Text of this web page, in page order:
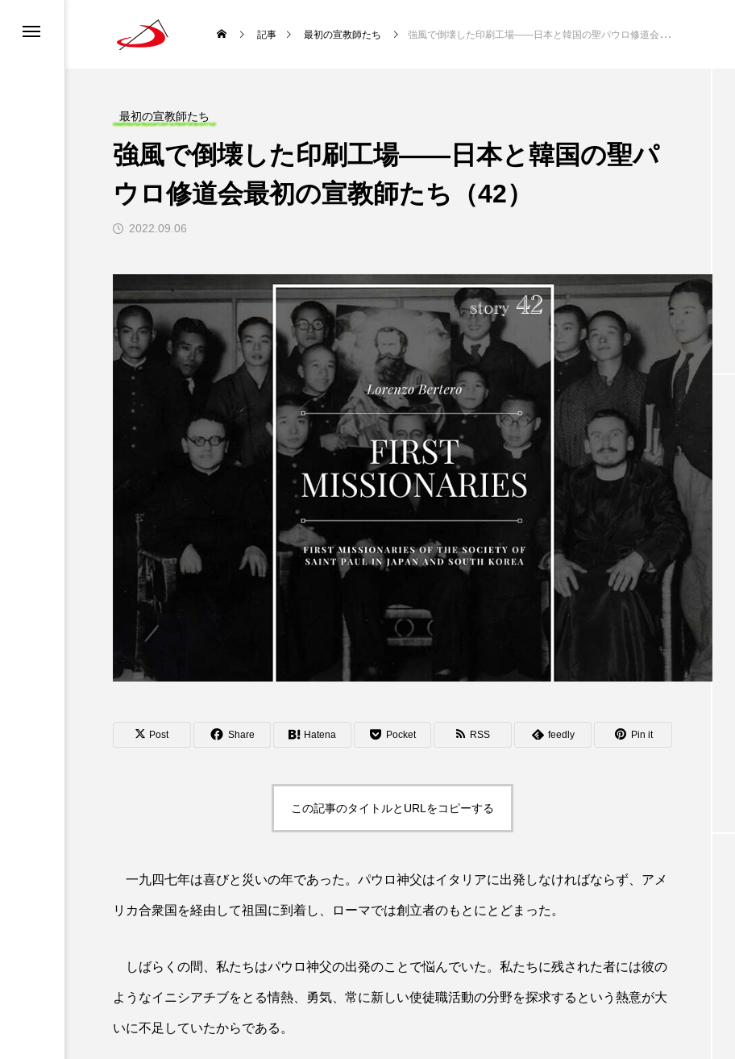
記事 最初の宣教師たち 強風で倒壊した印刷工場――日本と韓国の聖パウロ修道会最初の宣教師たち（42）
最初の宣教師たち
強風で倒壊した印刷工場――日本と韓国の聖パ
ウロ修道会最初の宣教師たち（42）
2022.09.06
Post Share Hatena Pocket RSS feedly Pin it
この記事のタイトルとURLをコピーする
一九四七年は喜びと災いの年であった。パウロ神父はイタリアに出発しなければならず、アメ
リカ合衆国を経由して祖国に到着し、ローマでは創立者のもとにとどまった。
しばらくの間、私たちはパウロ神父の出発のことで悩んでいた。私たちに残された者には彼の
ようなイニシアチブをとる情熱、勇気、常に新しい使徒職活動の分野を探求するという熱意が大
いに不足していたからである。